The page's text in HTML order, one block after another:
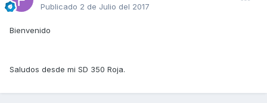
Publicado 2 de Julio del 2017
Bienvenido
Saludos desde mi SD 350 Roja.